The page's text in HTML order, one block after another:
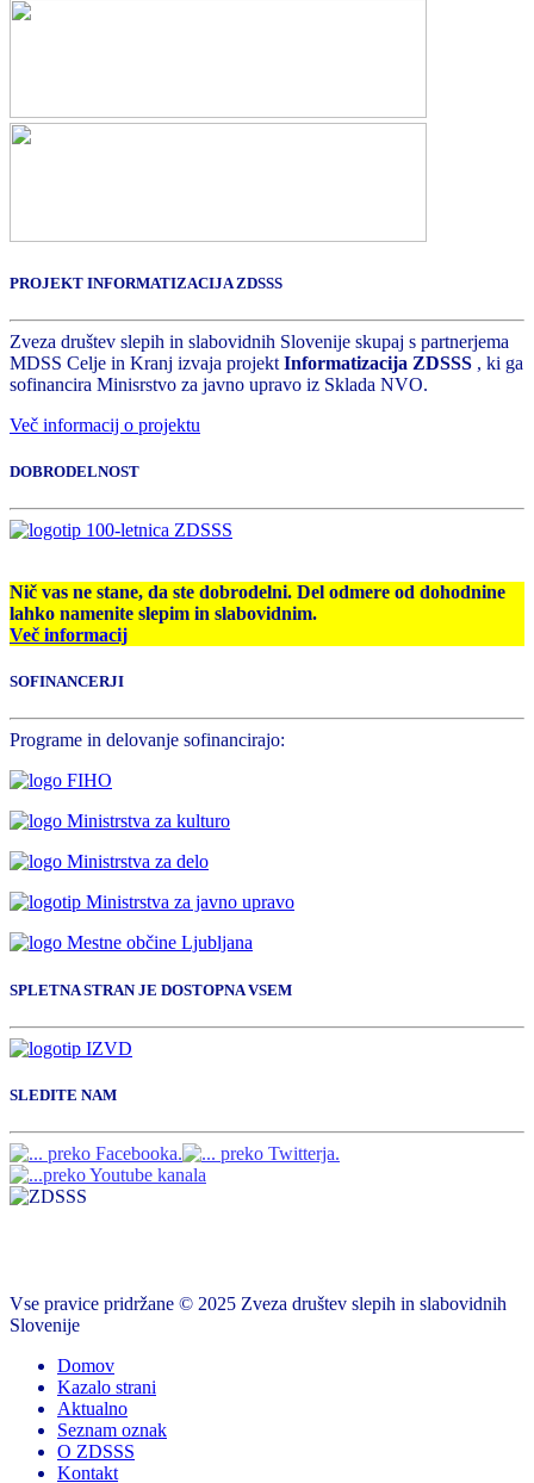
PROJEKT INFORMATIZACIJA ZDSSS
Zveza društev slepih in slabovidnih Slovenije skupaj s partnerjema
MDSS Celje in Kranj izvaja projekt Informatizacija ZDSSS , ki ga
sofinancira Minisrstvo za javno upravo iz Sklada NVO.
Več informacij o projektu
DOBRODELNOST
Nič vas ne stane, da ste dobrodelni. Del odmere od dohodnine
lahko namenite slepim in slabovidnim.
Več informacij
SOFINANCERJI
Programe in delovanje sofinancirajo:
SPLETNA STRAN JE DOSTOPNA VSEM
SLEDITE NAM
Vse pravice pridržane © 2025 Zveza društev slepih in slabovidnih
Slovenije
Domov
Kazalo strani
Aktualno
Seznam oznak
O ZDSSS
Kontakt